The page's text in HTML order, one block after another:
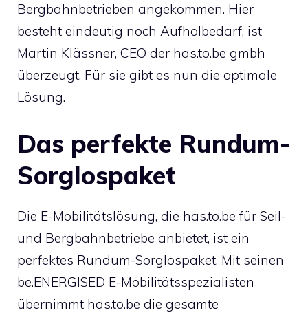
Bergbahnbetrieben angekommen. Hier
besteht eindeutig noch Aufholbedarf, ist
Martin Klässner, CEO der has.to.be gmbh
überzeugt. Für sie gibt es nun die optimale
Lösung.
Das perfekte Rundum-
Sorglospaket
Die E-Mobilitätslösung, die has.to.be für Seil-
und Bergbahnbetriebe anbietet, ist ein
perfektes Rundum-Sorglospaket. Mit seinen
be.ENERGISED E-Mobilitätsspezialisten
übernimmt has.to.be die gesamte